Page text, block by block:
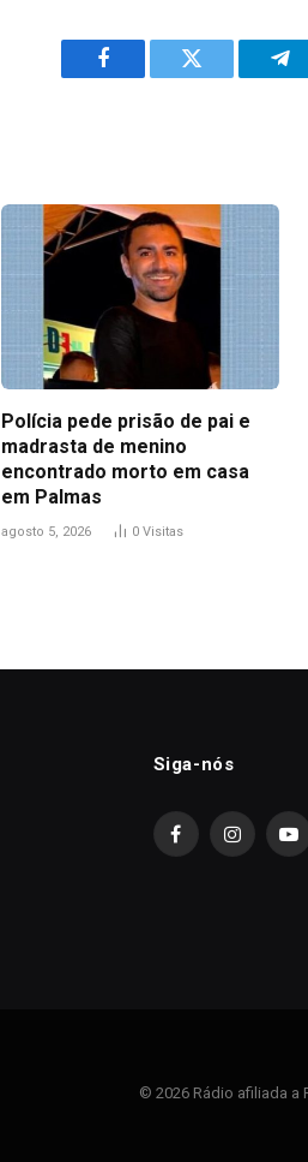
Facebook Twitter
Polícia pede prisão de pai e
madrasta de menino
encontrado morto em casa
em Palmas
agosto 5, 2026 0 Visitas
Siga-nós
FacebookInstagram
© 2026 Rádio afiliada a